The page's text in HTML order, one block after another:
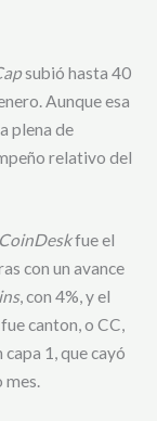
subió hasta 40
Aunque esa
plena de
relativo del
CoinDeskfue el
con un avance
, con 4%, y el
canton, o CC,
1, que cayó
mes.